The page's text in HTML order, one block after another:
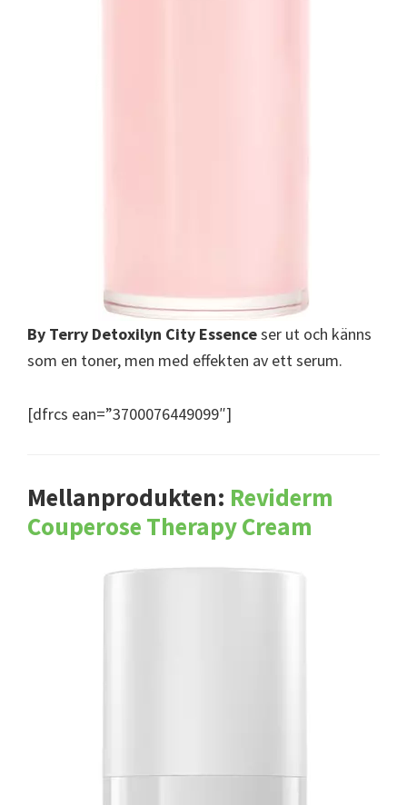
By Terry Detoxilyn City Essenceser ut och känns
som en toner, men med effekten av ett serum.
[dfrcs ean=”3700076449099″]
Mellanprodukten: Reviderm
Couperose Therapy Cream